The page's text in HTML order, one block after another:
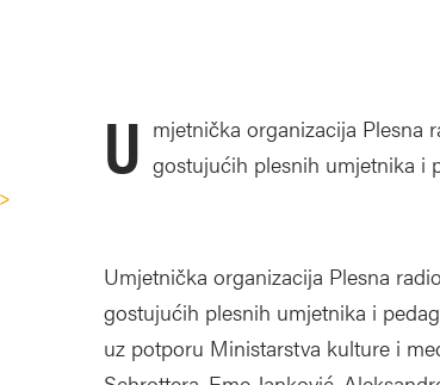
U mjetnička organizacija Plesna
gostujućih plesnih umjetnika i
Umjetnička organizacija Plesna
gostujućih plesnih umjetnika i
uz potporu Ministarstva kulture i